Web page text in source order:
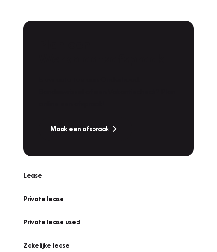
Maak een afspraak
Lease
Private lease
Private lease used
Zakelijke lease